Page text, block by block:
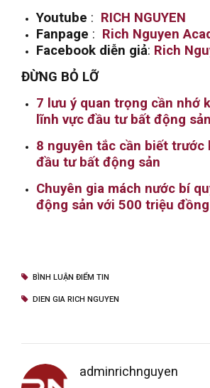
Youtube : RICH NGUYEN
Fanpage : Rich Nguyen
Facebook diễn giả: Rich
ĐỪNG BỎ LỠ
7 lưu ý quan trọng cần nhớ
lĩnh vực đầu tư bất động sản
8 nguyên tắc cần biết trước
đầu tư bất động sản
Chuyên gia mách nước bí
động sản với 500 triệu đồng
BÌNH LUẬN ĐIỂM TIN
DIEN GIA RICH NGUYEN
adminrichnguyen